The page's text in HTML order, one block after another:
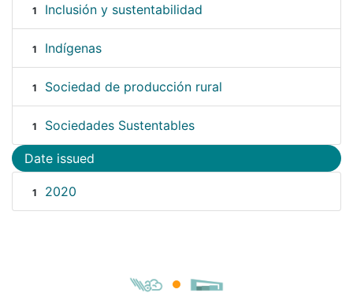
1 Inclusión y sustentabilidad
1 Indígenas
1 Sociedad de producción rural
1 Sociedades Sustentables
Date issued
1 2020